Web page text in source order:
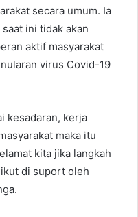
secara umum. Ia
ini tidak akan
aktif masyarakat
virus Covid-19
kesadaran, kerja
maka itu
kita jika langkah
di suport oleh